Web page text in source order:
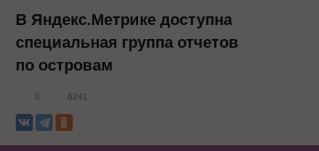
В Яндекс.Метрике доступна
специальная группа отчетов
по островам
0 6241